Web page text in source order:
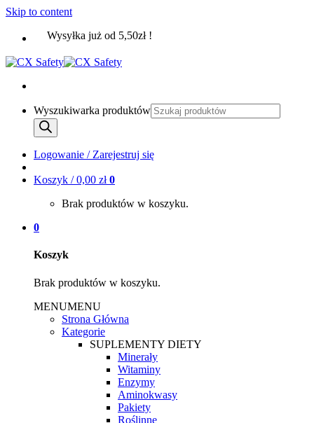
Skip to content
Wysyłka już od 5,50zł !
Wyszukiwarka produktów
Logowanie / Zarejestruj się
Koszyk /0,00 zł 0
Brak produktów w koszyku.
0
Koszyk
Brak produktów w koszyku.
MENUMENU
Strona Główna
Kategorie
SUPLEMENTY DIETY
Minerały
Witaminy
Enzymy
Aminokwasy
Pakiety
Roślinne